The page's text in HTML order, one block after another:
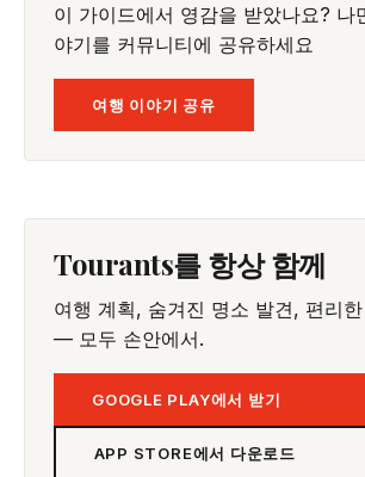
이 가이드에서 영감을 받았나요? 나
야기를 커뮤니티에 공유하세요
여행 이야기 공유
Tourants를 항상 함께
여행 계획, 숨겨진 명소 발견, 편리
— 모두 손안에서.
GOOGLE PLAY에서 받기
APP STORE에서 다운로드